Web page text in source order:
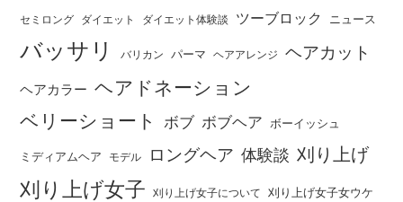
セミロング ダイエット ダイエット体験談 ツーブロック ニュース
バッサリ バリカン パーマ ヘアアレンジ ヘアカット
ヘアカラー ヘアドネーション
ベリーショート
ボブ ボブヘア ボーイッシュ
ミディアムヘア モデル ロングヘア 体験談 刈り上げ
刈り上げ女子 刈り上げ女子について 刈り上げ女子女ウケ